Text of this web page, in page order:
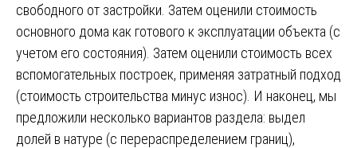
свободного от застройки. Затем оценили стоимость
основного дома как готового к эксплуатации объекта (с
учетом его состояния). Затем оценили стоимость всех
вспомогательных построек, применяя затратный подход
(стоимость строительства минус износ). И наконец, мы
предложили несколько вариантов раздела: выдел
долей в натуре (с перераспределением границ),